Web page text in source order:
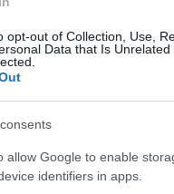
opt-out of Collection, Use,
Data that Is
allow Google to enable
identifiers in apps.
rispetto”.
vendetta…
hai dato quello che
il potere. Questo